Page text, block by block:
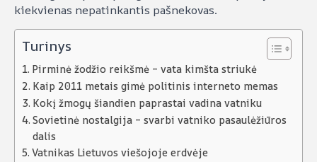
kiekvienas nepatinkantis pašnekovas.
Turinys
Pirminė žodžio reikšmė – vata kimšta striukė
Kaip 2011 metais gimė politinis interneto memas
Kokį žmogų šiandien paprastai vadina vatniku
Sovietinė nostalgija – svarbi vatniko pasaulėžiūros
dalis
Vatnikas Lietuvos viešojoje erdvėje